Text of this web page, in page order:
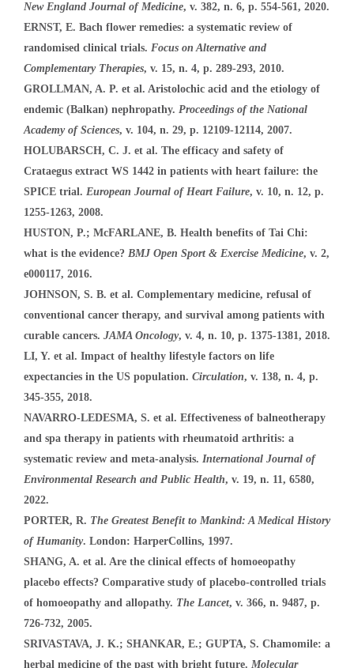
New England Journal of Medicine, v. 382, n. 6, p. 554-561, 2020.
ERNST, E. Bach flower remedies: a systematic review of
randomised clinical trials. Focus on Alternative and
Complementary Therapies, v. 15, n. 4, p. 289-293, 2010.
GROLLMAN, A. P. et al. Aristolochic acid and the etiology of
endemic (Balkan) nephropathy. Proceedings of the National
Academy of Sciences, v. 104, n. 29, p. 12109-12114, 2007.
HOLUBARSCH, C. J. et al. The efficacy and safety of
Crataegus extract WS 1442 in patients with heart failure: the
SPICE trial. European Journal of Heart Failure, v. 10, n. 12, p.
1255-1263, 2008.
HUSTON, P.; McFARLANE, B. Health benefits of Tai Chi:
what is the evidence? BMJ Open Sport & Exercise Medicine, v. 2,
e000117, 2016.
JOHNSON, S. B. et al. Complementary medicine, refusal of
conventional cancer therapy, and survival among patients with
curable cancers. JAMA Oncology, v. 4, n. 10, p. 1375-1381, 2018.
LI, Y. et al. Impact of healthy lifestyle factors on life
expectancies in the US population. Circulation, v. 138, n. 4, p.
345-355, 2018.
NAVARRO-LEDESMA, S. et al. Effectiveness of balneotherapy
and spa therapy in patients with rheumatoid arthritis: a
systematic review and meta-analysis. International Journal of
Environmental Research and Public Health, v. 19, n. 11, 6580,
2022.
PORTER, R. The Greatest Benefit to Mankind: A Medical History
of Humanity. London: HarperCollins, 1997.
SHANG, A. et al. Are the clinical effects of homoeopathy
placebo effects? Comparative study of placebo-controlled trials
of homoeopathy and allopathy. The Lancet, v. 366, n. 9487, p.
726-732, 2005.
SRIVASTAVA, J. K.; SHANKAR, E.; GUPTA, S. Chamomile: a
herbal medicine of the past with bright future. Molecular